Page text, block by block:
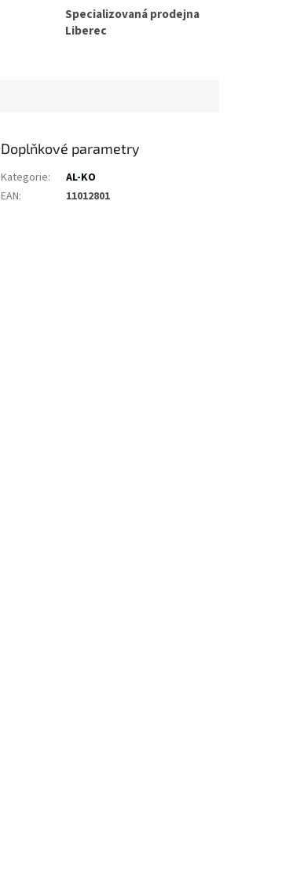
Specializovaná prodejna
Liberec
Doplňkové parametry
Kategorie:
AL-KO
EAN: 11012801